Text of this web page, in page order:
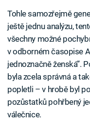
Tohle samozřejmě
ještě jednu analýzu,
všechny možné
v odborném časopise
jednoznačně ženská”.
byla zcela správná a
popletli – v hrobě byl
pozůstatků pohřbený
válečnice.